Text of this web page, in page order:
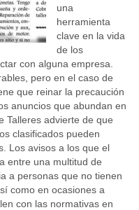
una
herramienta
clave en la vida
de los
con alguna empresa.
pero en el caso de
que reinar la precaución
anuncios que abundan en
Talleres advierte de que
clasificados pueden
Los avisos a los que el
entre una multitud de
a personas que no tienen
como en ocasiones a
con las normativas en